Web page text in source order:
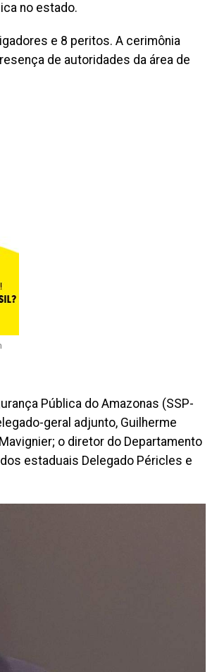
no estado.
e 8 peritos. A cerimônia
de autoridades da área de
Pública do Amazonas (SSP-
geral adjunto, Guilherme
o diretor do Departamento
estaduais Delegado Péricles e